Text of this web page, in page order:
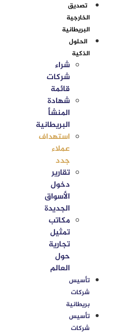
تصديق
الخارجية
البريطانية
الحلول
الذكية
شراء
شركات
قائمة
شهادة
المنشأ
البريطانية
استهداف
عملاء
جدد
تقارير
دخول
الأسواق
الجديدة
مكاتب
تمثيل
تجارية
حول
العالم
تأسيس
شركات
بريطانية
تأسيس
شركات